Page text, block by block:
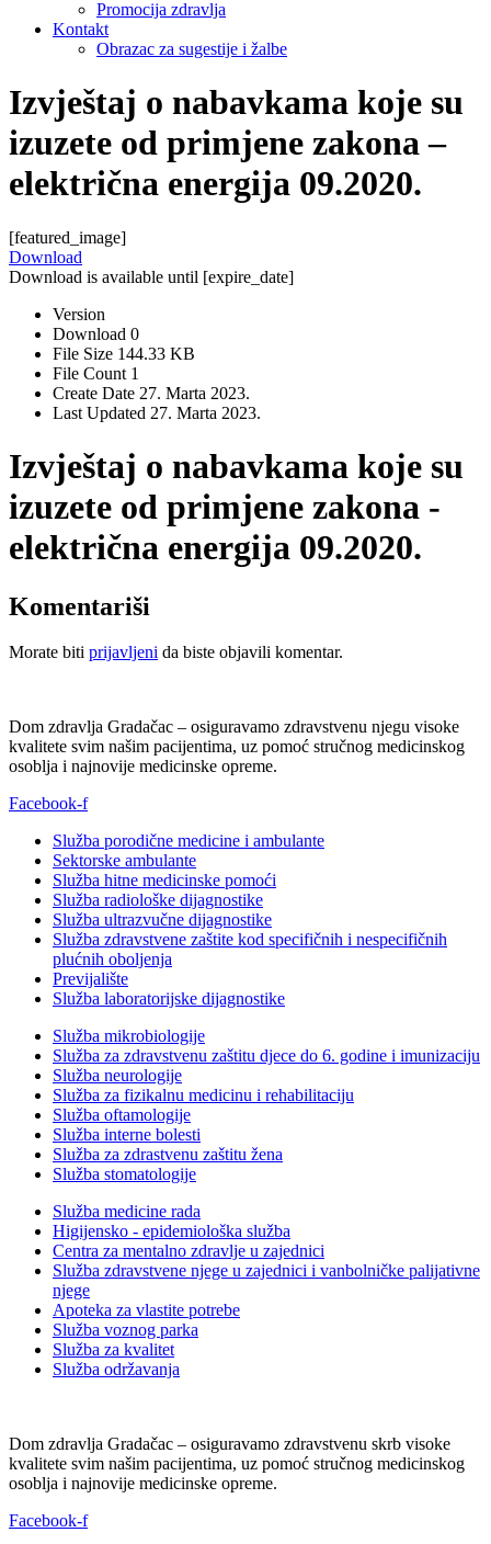
Promocija zdravlja
Kontakt
Obrazac za sugestije i žalbe
Izvještaj o nabavkama koje su
izuzete od primjene zakona –
električna energija 09.2020.
[featured_image]
Download
Download is available until [expire_date]
Version
Download 0
File Size 144.33 KB
File Count 1
Create Date 27. Marta 2023.
Last Updated 27. Marta 2023.
Izvještaj o nabavkama koje su
izuzete od primjene zakona -
električna energija 09.2020.
Komentariši
Morate biti prijavljeni da biste objavili komentar.
Dom zdravlja Gradačac – osiguravamo zdravstvenu njegu visoke
kvalitete svim našim pacijentima, uz pomoć stručnog medicinskog
osoblja i najnovije medicinske opreme.
Facebook-f
Služba porodične medicine i ambulante
Sektorske ambulante
Služba hitne medicinske pomoći
Služba radiološke dijagnostike
Služba ultrazvučne dijagnostike
Služba zdravstvene zaštite kod specifičnih i nespecifičnih
plućnih oboljenja
Previjalište
Služba laboratorijske dijagnostike
Služba mikrobiologije
Služba za zdravstvenu zaštitu djece do 6. godine i imunizaciju
Služba neurologije
Služba za fizikalnu medicinu i rehabilitaciju
Služba oftamologije
Služba interne bolesti
Služba za zdrastvenu zaštitu žena
Služba stomatologije
Služba medicine rada
Higijensko - epidemiološka služba
Centra za mentalno zdravlje u zajednici
Služba zdravstvene njege u zajednici i vanbolničke palijativne
njege
Apoteka za vlastite potrebe
Služba voznog parka
Služba za kvalitet
Služba održavanja
Dom zdravlja Gradačac – osiguravamo zdravstvenu skrb visoke
kvalitete svim našim pacijentima, uz pomoć stručnog medicinskog
osoblja i najnovije medicinske opreme.
Facebook-f